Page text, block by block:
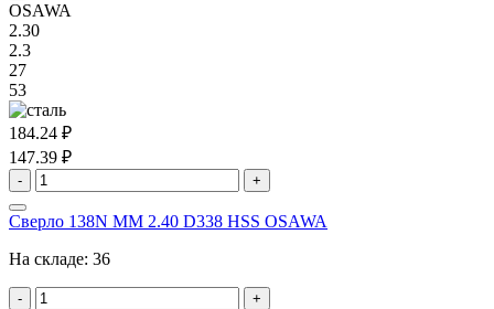
OSAWA
2.30
2.3
27
53
184.24 ₽
147.39 ₽
- +
Сверло 138N MM 2.40 D338 HSS OSAWA
На складе: 36
- +